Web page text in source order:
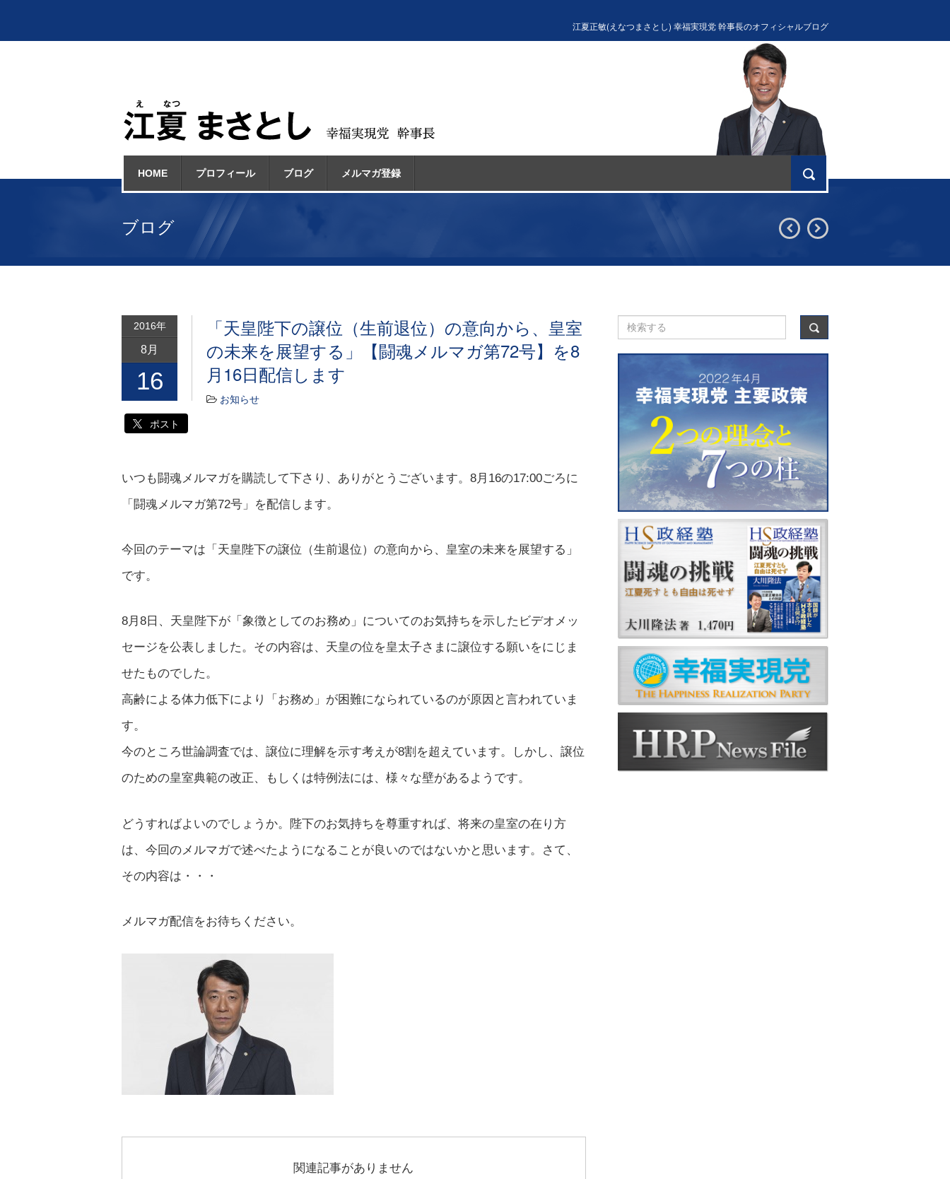
江夏正敏(えなつまさとし) 幸福実現党 幹事長のオフィシャルブログ
HOME プロフィール ブログ メルマガ登録
ブログ
2016年
8月
16
「天皇陛下の譲位（生前退位）の意向から、皇室
の未来を展望する」【闘魂メルマガ第72号】を8
月16日配信します
お知らせ
ポスト
いつも闘魂メルマガを購読して下さり、ありがとうございます。8月16の17:00ごろに
「闘魂メルマガ第72号」を配信します。
今回のテーマは「天皇陛下の譲位（生前退位）の意向から、皇室の未来を展望する」
です。
8月8日、天皇陛下が「象徴としてのお務め」についてのお気持ちを示したビデオメッ
セージを公表しました。その内容は、天皇の位を皇太子さまに譲位する願いをにじま
せたものでした。
高齢による体力低下により「お務め」が困難になられているのが原因と言われていま
す。
今のところ世論調査では、譲位に理解を示す考えが8割を超えています。しかし、譲位
のための皇室典範の改正、もしくは特例法には、様々な壁があるようです。
どうすればよいのでしょうか。陛下のお気持ちを尊重すれば、将来の皇室の在り方
は、今回のメルマガで述べたようになることが良いのではないかと思います。さて、
その内容は・・・
メルマガ配信をお待ちください。
関連記事がありません